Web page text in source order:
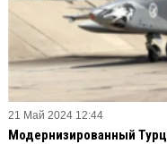
21 Май 2024 12:44
Модернизированный